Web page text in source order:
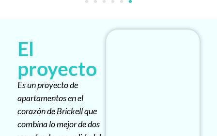
El
proyecto
Es un proyecto de
apartamentos en el
corazón de Brickell que
combina lo mejor de dos